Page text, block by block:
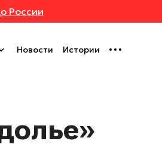
России
Новости Истории